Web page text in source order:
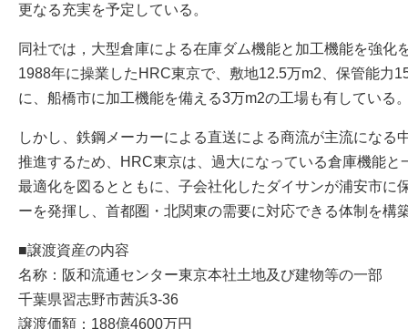
更なる充実を予定している。
同社では，大型倉庫による在庫ダム機能と加工機能を強化
1988年に操業したHRC東京で、敷地12.5万m2、保管能力
に、船橋市に加工機能を備える3万m2の工場も有している
しかし、鉄鋼メーカーによる直送による商流が主流になる
推進するため、HRC東京は、過大になっている倉庫機能と
最適化を図るとともに、子会社化したダイサンが浦安市に
ーを発揮し、首都圏・北関東の需要に対応できる体制を構
■譲渡資産の内容
名称：阪和流通センター東京本社土地及び建物等の一部
千葉県習志野市茜浜3-36
譲渡価額：188億4600万円